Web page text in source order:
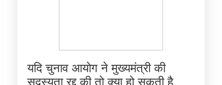
यदि चुनाव आयोग ने मुख्यमंत्री की
सदस्यता रद्द की तो क्या हो सकती है